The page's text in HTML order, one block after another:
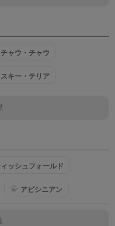
チャウ・チャウ
キー・テリア
ッシュフォールド
アビシニアン